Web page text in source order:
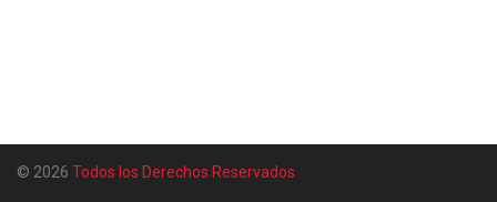
© 2026 Todos los Derechos Reservados